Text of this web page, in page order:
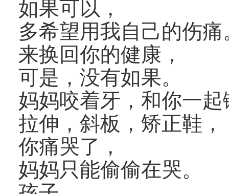
如果可以，
多希望用我自己的伤痛
来换回你的健康，
可是，没有如果。
妈妈咬着牙，和你一起
拉伸，斜板，矫正鞋，
你痛哭了，
妈妈只能偷偷在哭。